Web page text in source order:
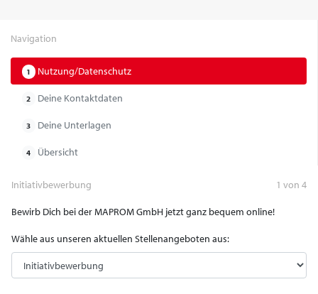
Navigation
1 Nutzung/Datenschutz
2 Deine Kontaktdaten
3 Deine Unterlagen
4 Übersicht
Initiativbewerbung 1 von 4
Bewirb Dich bei der MAPROM GmbH jetzt ganz bequem online!
Wähle aus unseren aktuellen Stellenangeboten aus: